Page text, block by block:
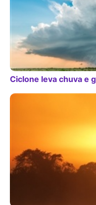
Ciclone leva chuva e